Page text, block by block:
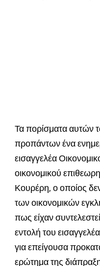
Τα πορίσματα αυτών
προπάντων ένα
εισαγγελέα
οικονομικού
Κουρέρη, ο οποίος
των οικονομικών
πως είχαν
εντολή του
για επείγουσα
ερώτημα της